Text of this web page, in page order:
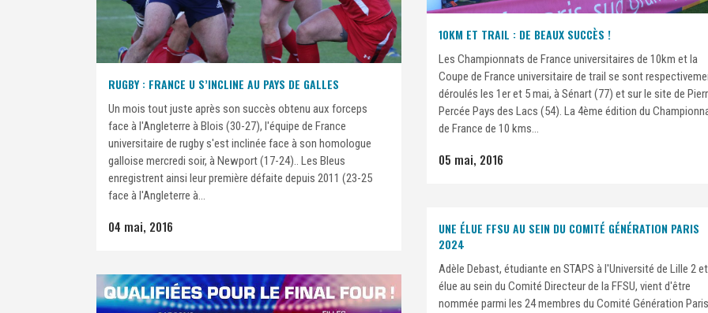
10KM ET TRAIL : DE BEAUX SUCCÈS !
Les Championnats de France universitaires de 10km et la
Coupe de France universitaire de trail se sont
déroulés les 1er et 5 mai, à Sénart (77) et sur le site de
Percée Pays des Lacs (54). La 4ème édition du
de France de 10 kms...
05 mai, 2016
RUGBY : FRANCE U S’INCLINE AU PAYS DE GALLES
Un mois tout juste après son succès obtenu aux forceps
face à l'Angleterre à Blois (30-27), l'équipe de France
universitaire de rugby s'est inclinée face à son homologue
galloise mercredi soir, à Newport (17-24).. Les Bleus
enregistrent ainsi leur première défaite depuis 2011 (23-25
face à l'Angleterre à...
04 mai, 2016
UNE ÉLUE FFSU AU SEIN DU COMITÉ GÉNÉRATION PARIS
2024
Adèle Debast, étudiante en STAPS à l'Université de Lille 2 et
élue au sein du Comité Directeur de la FFSU, vient d'être
nommée parmi les 24 membres du Comité Génération Paris